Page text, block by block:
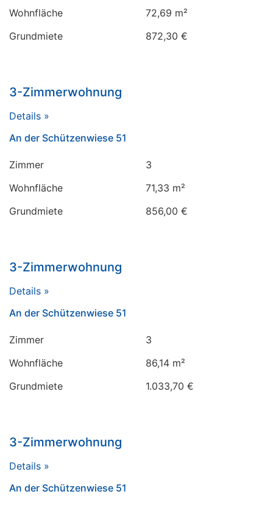
Wohnfläche
72,69 m²
Grundmiete
872,30 €
3-Zimmerwohnung
Details »
An der Schützenwiese 51
Zimmer
3
Wohnfläche
71,33 m²
Grundmiete
856,00 €
3-Zimmerwohnung
Details »
An der Schützenwiese 51
Zimmer
3
Wohnfläche
86,14 m²
Grundmiete
1.033,70 €
3-Zimmerwohnung
Details »
An der Schützenwiese 51